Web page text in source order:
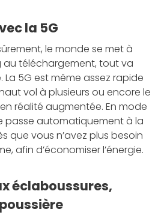
la 5G
le monde se met à
au téléchargement, tout va
5G est même assez rapide
vol à plusieurs ou encore le
réalité augmentée. En mode
passe automatiquement à la
que vous n’avez plus besoin
afin d’économiser l’énergie.
éclaboussures,